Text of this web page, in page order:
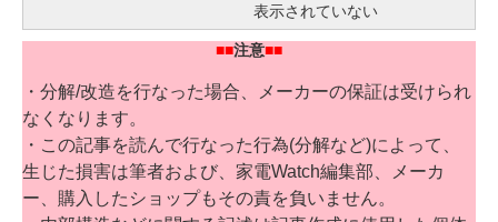
表示されていない
■■注意■■
・分解/改造を行なった場合、メーカーの保証は受けられ
なくなります。
・この記事を読んで行なった行為(分解など)によって、
生じた損害は筆者および、家電Watch編集部、メーカ
ー、購入したショップもその責を負いません。